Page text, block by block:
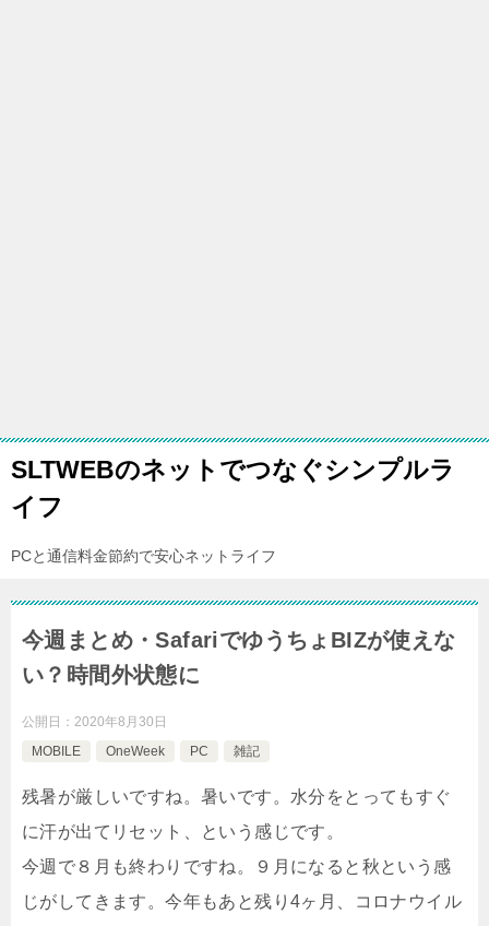
SLTWEBのネットでつなぐシンプルラ
イフ
PCと通信料金節約で安心ネットライフ
今週まとめ・SafariでゆうちょBIZが使えな
い？時間外状態に
公開日： 2020年8月30日
MOBILE
OneWeek PC 雑記
残暑が厳しいですね。暑いです。水分をとってもすぐ
に汗が出てリセット、という感じです。
今週で８月も終わりですね。９月になると秋という感
じがしてきます。今年もあと残り4ヶ月、コロナウイル